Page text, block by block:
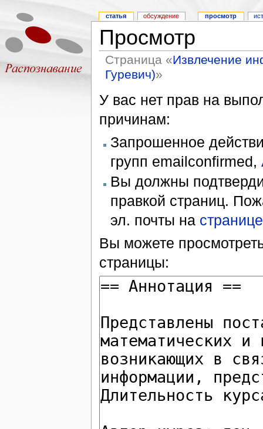
Просмотр
Страница «Извлечение
Гуревич)»
У вас нет прав на
причинам:
Запрошенное
групп emailconfirmed,
Вы должны
правкой страниц.
эл. почты на
Вы можете
страницы:
статья обсуждение просмотр